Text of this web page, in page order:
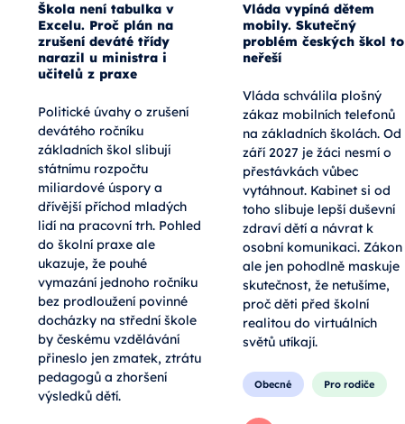
Škola není tabulka v
Excelu. Proč plán na
zrušení deváté třídy
narazil u ministra i
učitelů z praxe
Politické úvahy o zrušení
devátého ročníku
základních škol slibují
státnímu rozpočtu
miliardové úspory a
dřívější příchod mladých
lidí na pracovní trh. Pohled
do školní praxe ale
ukazuje, že pouhé
vymazání jednoho ročníku
bez prodloužení povinné
docházky na střední škole
by českému vzdělávání
přineslo jen zmatek, ztrátu
pedagogů a zhoršení
výsledků dětí.
Vláda vypíná dětem
mobily. Skutečný
problém českých škol to
neřeší
Vláda schválila plošný
zákaz mobilních telefonů
na základních školách. Od
září 2027 je žáci nesmí o
přestávkách vůbec
vytáhnout. Kabinet si od
toho slibuje lepší duševní
zdraví dětí a návrat k
osobní komunikaci. Zákon
ale jen pohodlně maskuje
skutečnost, že netušíme,
proč děti před školní
realitou do virtuálních
světů utíkají.
Obecné Pro rodiče